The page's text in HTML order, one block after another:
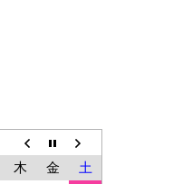
木 金
土